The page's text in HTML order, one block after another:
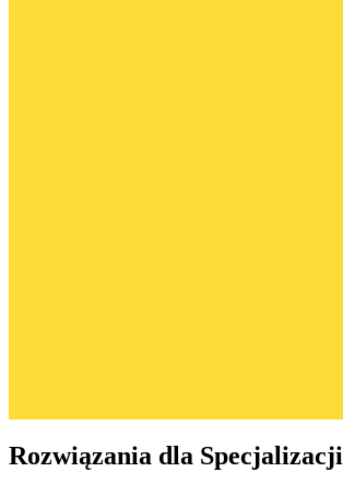
Rozwiązania dla Specjalizacji